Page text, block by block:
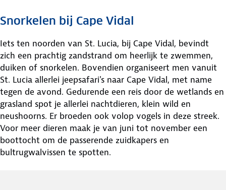
Snorkelen bij Cape Vidal
Iets ten noorden van St. Lucia, bij Cape Vidal, bevindt
zich een prachtig zandstrand om heerlijk te zwemmen,
duiken of snorkelen. Bovendien organiseert men vanuit
St. Lucia allerlei jeepsafari's naar Cape Vidal, met name
tegen de avond. Gedurende een reis door de wetlands en
grasland spot je allerlei nachtdieren, klein wild en
neushoorns. Er broeden ook volop vogels in deze streek.
Voor meer dieren maak je van juni tot november een
boottocht om de passerende zuidkapers en
bultrugwalvissen te spotten.